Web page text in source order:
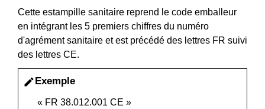
Cette estampille sanitaire reprend le code emballeur
en intégrant les 5 premiers chiffres du numéro
d'agrément sanitaire et est précédé des lettres FR suivi
des lettres CE.
edit Exemple
« FR 38.012.001 CE »